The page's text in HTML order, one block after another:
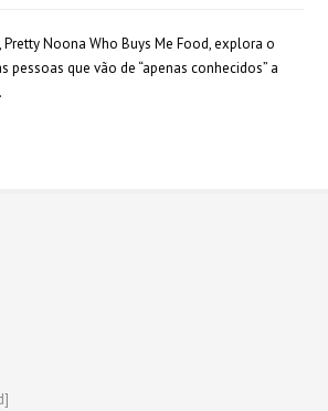
Noona Who Buys Me Food, explora o
pessoas que vão de “apenas conhecidos” a